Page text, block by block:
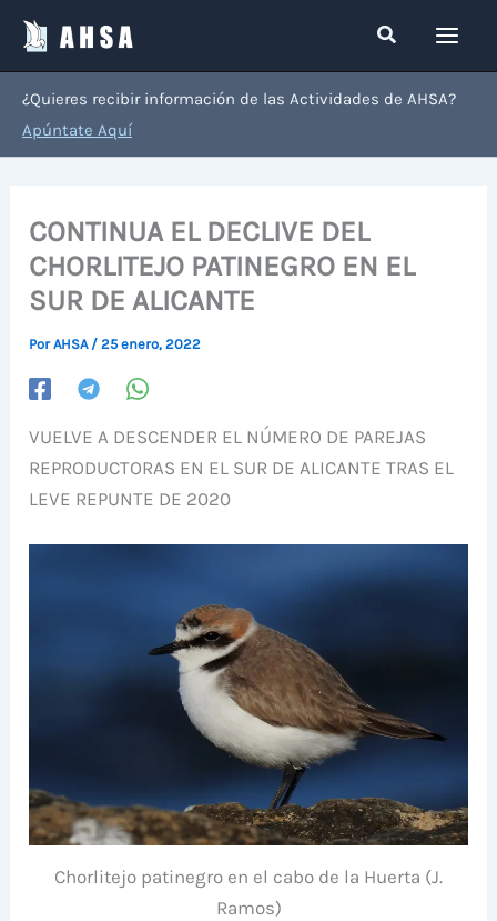
contenido
Buscar
¿Quieres recibir información de las Actividades de AHSA?
Apúntate Aquí
CONTINUA EL DECLIVE DEL
CHORLITEJO PATINEGRO EN EL
SUR DE ALICANTE
PorAHSA /25 enero, 2022
VUELVE A DESCENDER EL NÚMERO DE PAREJAS
REPRODUCTORAS EN EL SUR DE ALICANTE TRAS EL
LEVE REPUNTE DE 2020
Chorlitejo patinegro en el cabo de la Huerta (J.
Ramos)